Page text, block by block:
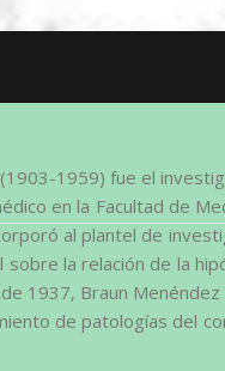
1959) fue el
en la Facultad de
al plantel de
la relación de la
1937, Braun
de patologías del